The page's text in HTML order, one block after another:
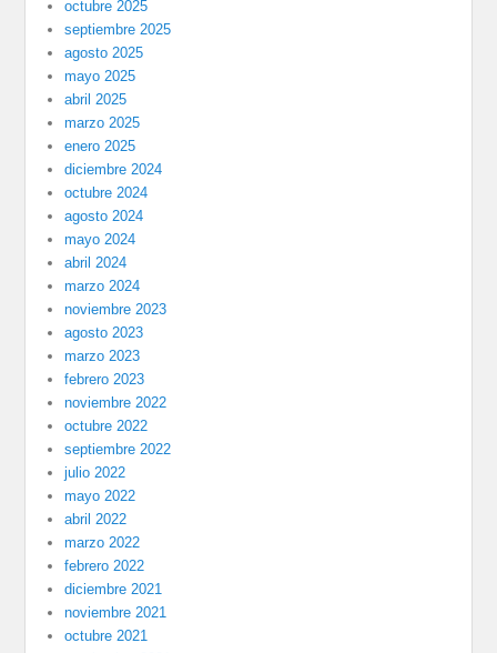
octubre 2025
septiembre 2025
agosto 2025
mayo 2025
abril 2025
marzo 2025
enero 2025
diciembre 2024
octubre 2024
agosto 2024
mayo 2024
abril 2024
marzo 2024
noviembre 2023
agosto 2023
marzo 2023
febrero 2023
noviembre 2022
octubre 2022
septiembre 2022
julio 2022
mayo 2022
abril 2022
marzo 2022
febrero 2022
diciembre 2021
noviembre 2021
octubre 2021